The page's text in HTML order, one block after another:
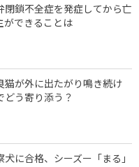
鎖不全症を発症してから亡
ができることは
猫が外に出たがり鳴き続け
う寄り添う？
に合格、シーズー「まる」